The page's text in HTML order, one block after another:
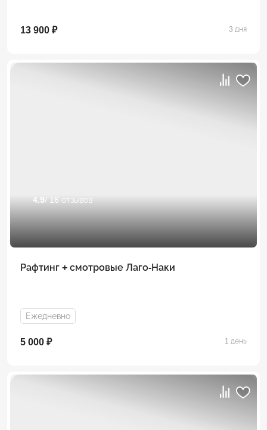
13 900 ₽ 3 дня
4.9 / 16 отзывов
Рафтинг + смотровые Лаго-Наки
Ежедневно
5 000 ₽ 1 день